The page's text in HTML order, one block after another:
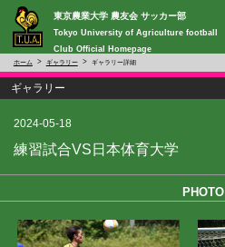
東京農業大学 農友会 サッカー部
Tokyo University of Agriculture football
Club Official Homepage
ホーム ギャラリー ギャラリー詳細
ギャラリー
2024-05-18
練習試合VS日本体育大学
PHOTO